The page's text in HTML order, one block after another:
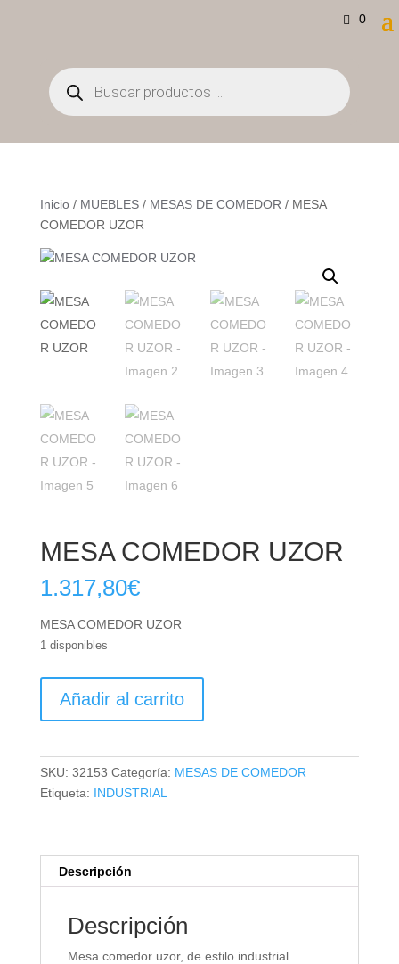
0
Búsqueda
de
productos
Inicio/ MUEBLES/ MESAS DE COMEDOR / MESA
COMEDOR UZOR
MESA COMEDOR UZOR
1.317,80€
MESA COMEDOR UZOR
1 disponibles
COMEDOR
Añadir al carrito
SKU: 32153 Categoría: MESAS DE COMEDOR
Etiqueta: INDUSTRIAL
Descripción
Descripción
Mesa comedor uzor, de estilo industrial.